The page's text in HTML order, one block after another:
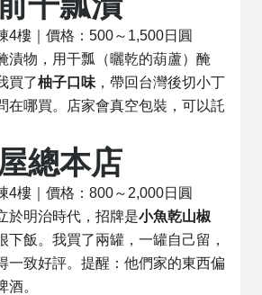
4樓｜價格：500～1,500日圓
漬物，用干瓢（曬乾的葫蘆）醃
買了柚子口味 ，帶回台灣後切小丁
在哪買。店家會真空包裝，可以託
總本店
4樓｜價格：800～2,000日圓
於明治時代，招牌是小魚乾山椒
下飯。我買了兩罐，一罐自己留，
一致好評。提醒：他們家的東西偏
酒。